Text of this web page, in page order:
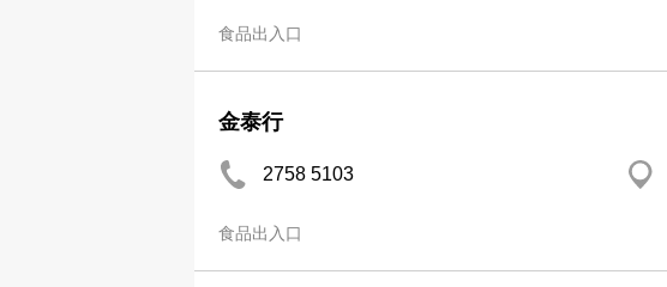
食品出入口
金泰行
2758 5103
食品出入口